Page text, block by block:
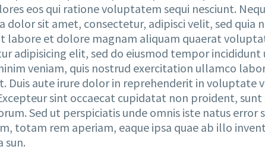
eos qui ratione voluptatem sequi nesciunt.
dolor sit amet, consectetur, adipisci velit, sed quia
labore et dolore magnam aliquam quaerat
adipisicing elit, sed do eiusmod tempor
veniam, quis nostrud exercitation ullamco
Duis aute irure dolor in reprehenderit in voluptate
sint occaecat cupidatat non proident,
Sed ut perspiciatis unde omnis iste natus
totam rem aperiam, eaque ipsa quae ab illo
sun.